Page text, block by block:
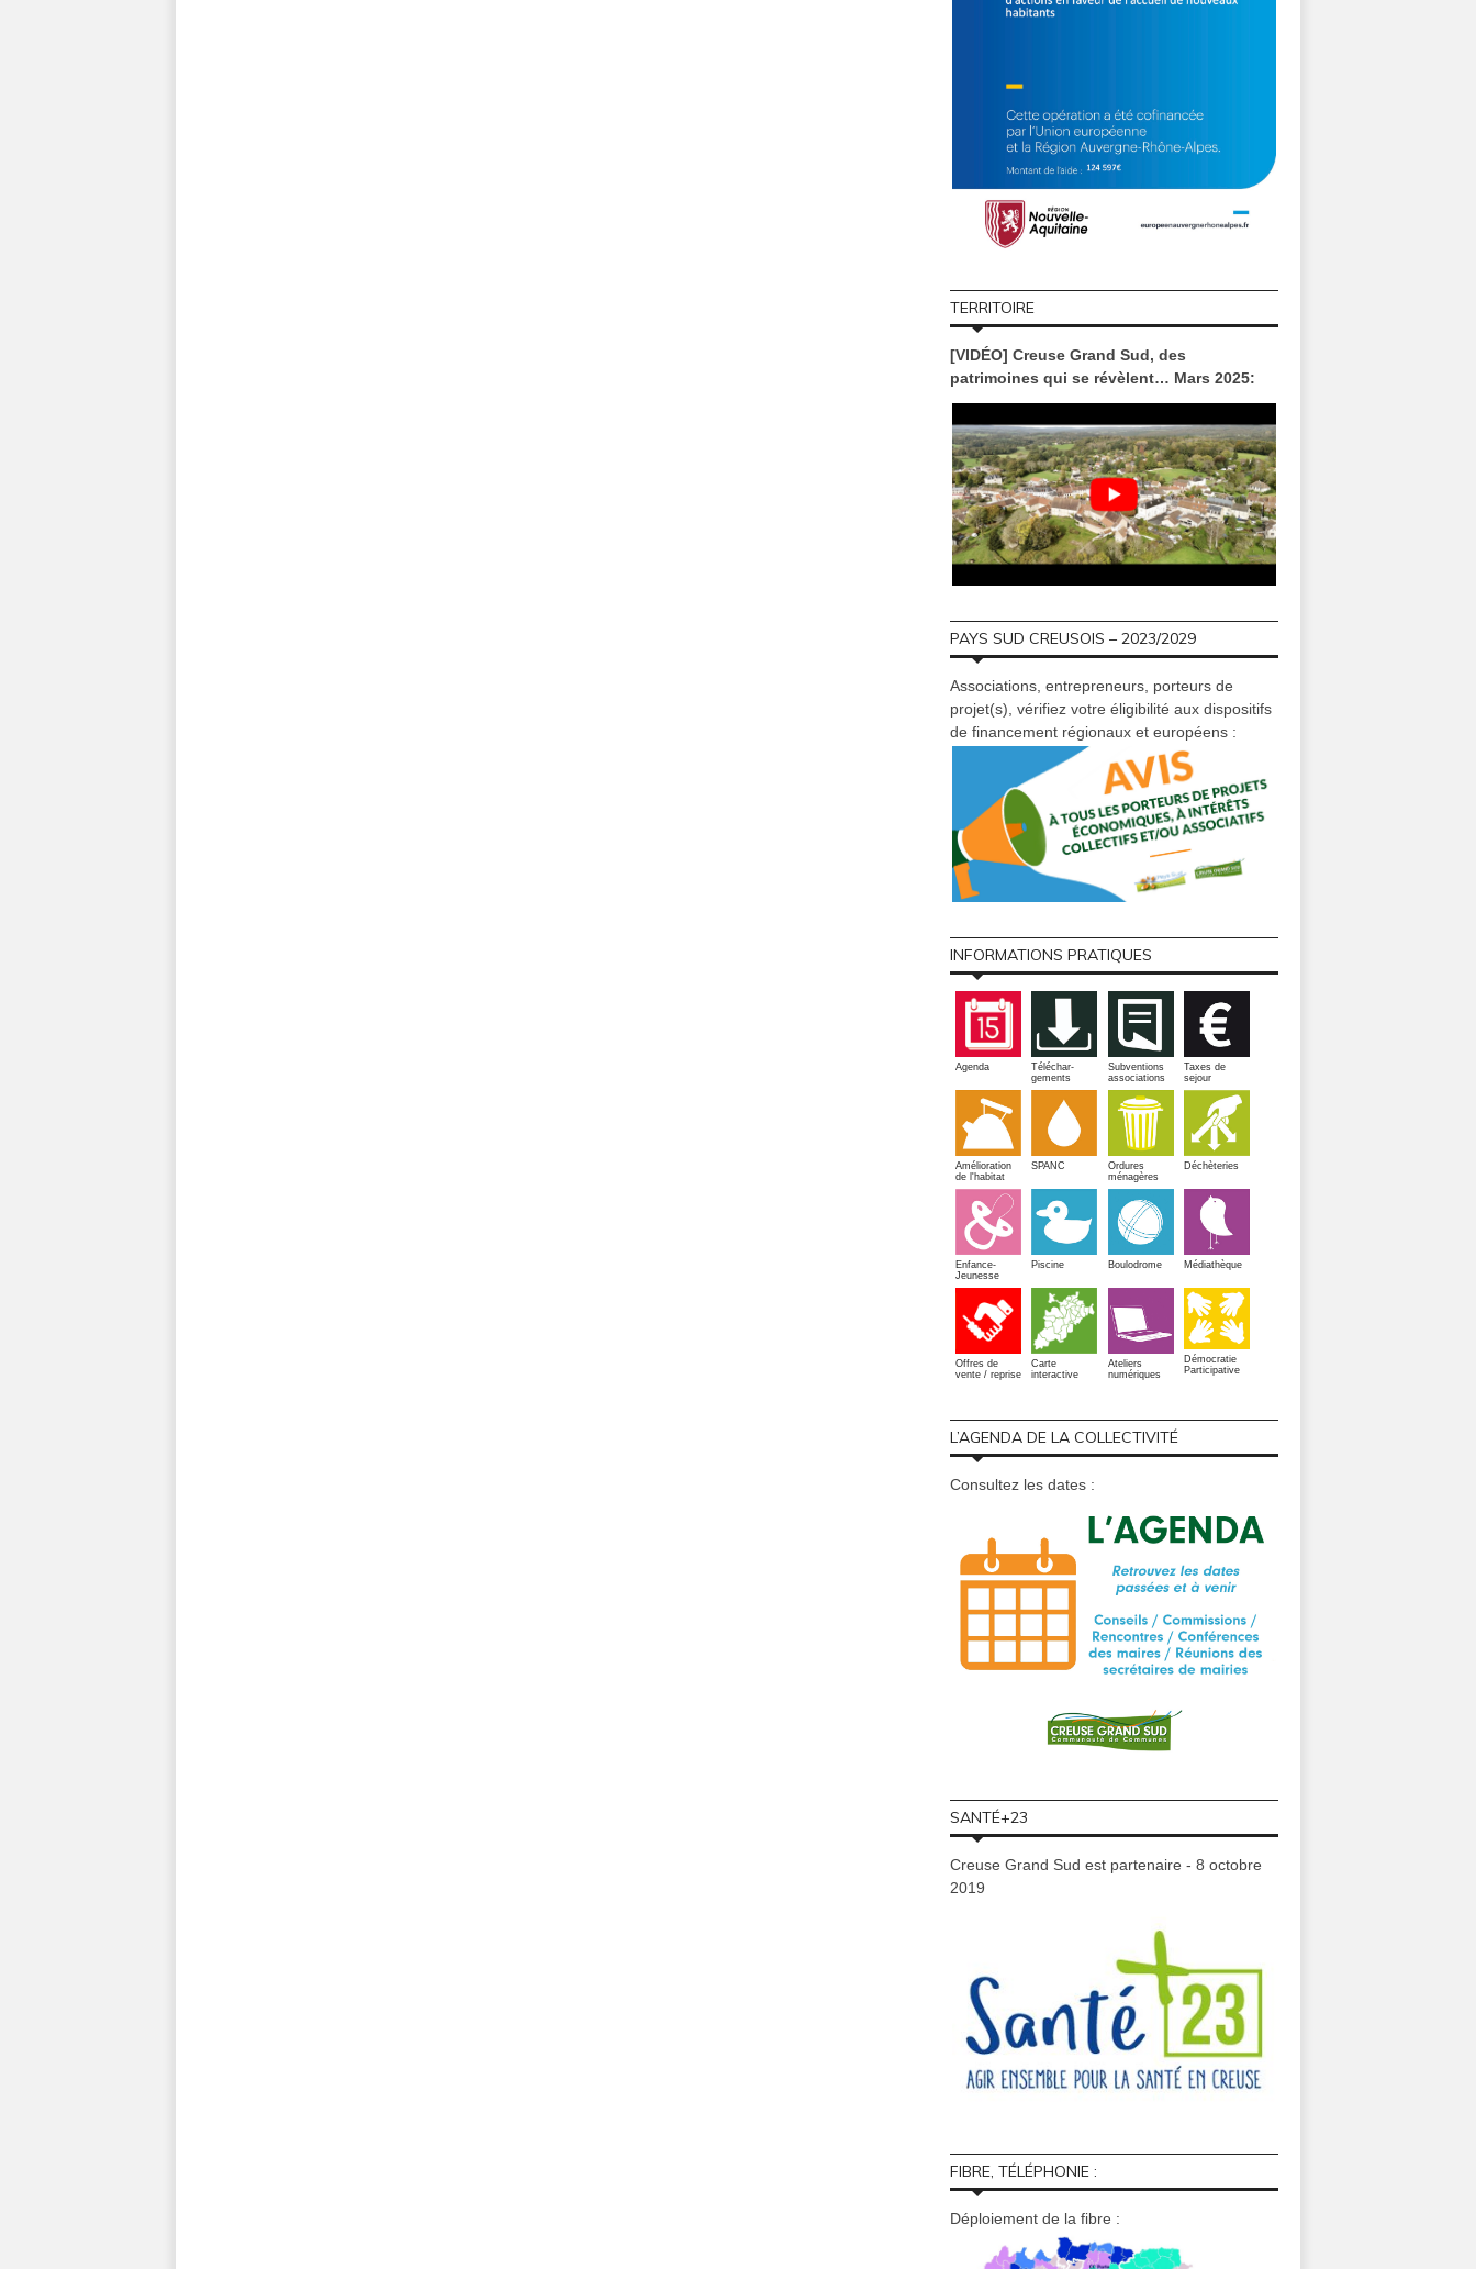
TERRITOIRE
[VIDÉO] Creuse Grand Sud, des
patrimoines qui se révèlent… Mars 2025:
PAYS SUD CREUSOIS – 2023/2029
Associations, entrepreneurs, porteurs de
projet(s), vérifiez votre éligibilité aux dispositifs
de financement régionaux et européens :
INFORMATIONS PRATIQUES
Agenda
Téléchar-
gements
Subventions
associations
Taxes de
sejour
Amélioration
de l'habitat
SPANC
Ordures
ménagères
Déchèteries
Enfance-
Jeunesse
Piscine Boulodrome Médiathèque
Offres de
vente / reprise
Carte
interactive
Ateliers
numériques
Démocratie
Participative
L’AGENDA DE LA COLLECTIVITÉ
Consultez les dates :
SANTÉ+23
Creuse Grand Sud est partenaire - 8 octobre
2019
FIBRE, TÉLÉPHONIE :
Déploiement de la fibre :